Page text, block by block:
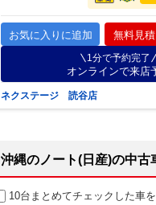
お気に入りに追加 無料見
1分で予約完了
オンラインで来店
ネクステージ 読谷店
沖縄のノート(日産)の中古
10台まとめてチェック した車を